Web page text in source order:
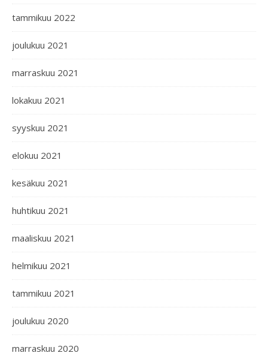
tammikuu 2022
joulukuu 2021
marraskuu 2021
lokakuu 2021
syyskuu 2021
elokuu 2021
kesäkuu 2021
huhtikuu 2021
maaliskuu 2021
helmikuu 2021
tammikuu 2021
joulukuu 2020
marraskuu 2020